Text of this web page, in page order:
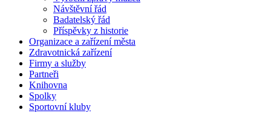
Návštěvní řád
Badatelský řád
Příspěvky z historie
Organizace a zařízení města
Zdravotnická zařízení
Firmy a služby
Partneři
Knihovna
Spolky
Sportovní kluby